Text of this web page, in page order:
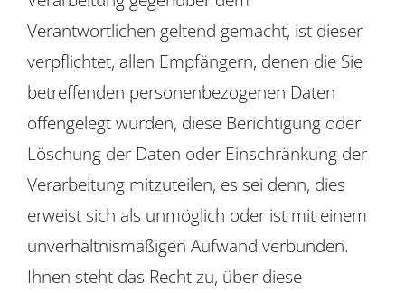
Verantwortlichen geltend gemacht, ist dieser
verpflichtet, allen Empfängern, denen die Sie
betreffenden personenbezogenen Daten
offengelegt wurden, diese Berichtigung oder
Löschung der Daten oder Einschränkung der
Verarbeitung mitzuteilen, es sei denn, dies
erweist sich als unmöglich oder ist mit einem
unverhältnismäßigen Aufwand verbunden.
Ihnen steht das Recht zu, über diese